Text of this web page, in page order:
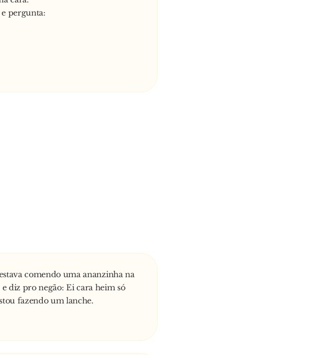
pergunta:
comendo uma ananzinha na
diz pro negão: Ei cara heim só
fazendo um lanche.